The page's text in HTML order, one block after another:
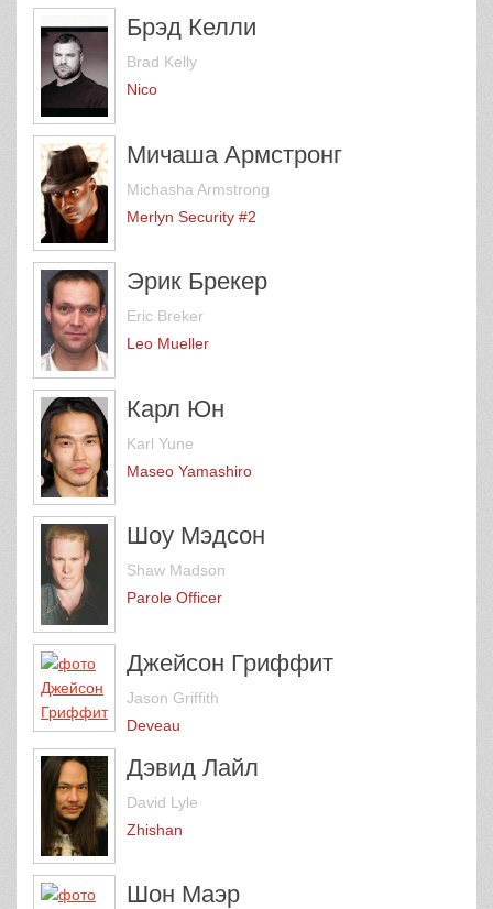
Брэд Келли
Brad Kelly
Nico
Мичаша Армстронг
Michasha Armstrong
Merlyn Security #2
Эрик Брекер
Eric Breker
Leo Mueller
Карл Юн
Karl Yune
Maseo Yamashiro
Шоу Мэдсон
Shaw Madson
Parole Officer
Джейсон Гриффит
Jason Griffith
Deveau
Дэвид Лайл
David Lyle
Zhishan
Шон Маэр